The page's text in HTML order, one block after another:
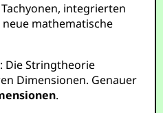
integrierten
mathematische
Die Stringtheorie
Dimensionen. Genauer
.